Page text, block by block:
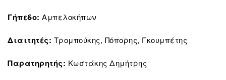
Γήπεδο: Αμπελοκήπων
Διαιτητές: Τρομπούκης, Πόπορης, Γκουμπέτης
Παρατηρητής: Κωστάκης Δημήτρης